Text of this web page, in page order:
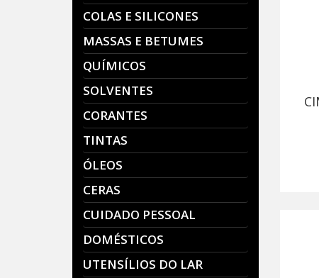
COLAS E SILICONES
MASSAS E BETUMES
QUÍMICOS
SOLVENTES
CORANTES
TINTAS
ÓLEOS
CERAS
CUIDADO PESSOAL
DOMÉSTICOS
UTENSÍLIOS DO LAR